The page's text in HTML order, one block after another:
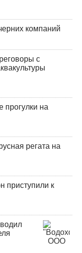
компаний
с
прогулки на
регата на
приступили к